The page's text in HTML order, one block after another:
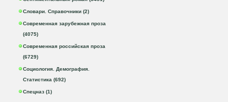
Словари. Справочники (2)
Современная зарубежная проза
(4075)
Современная российская проза
(6729)
Социология. Демография.
Статистика (692)
Спецназ (1)